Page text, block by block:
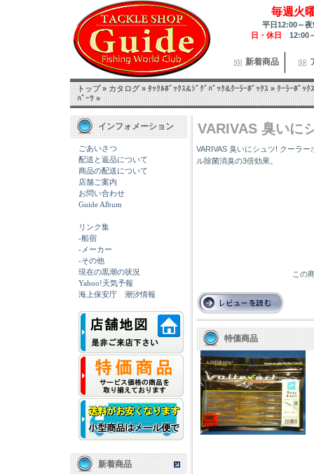
毎週火
平日12:00～
日・休日 12:00
新着商品
トップ»カタログ»ﾀｯｸﾙﾎﾞｯｸｽ&ｼﾞｸﾞﾊﾞｯｸ&ｸｰﾗｰﾎﾞｯｸｽ»ｸｰﾗｰﾎﾞｯｸ
ﾊﾟｰﾂ»
インフォメーション
ごあいさつ
配送と返品について
商品の配送について
店舗ご案内
お問い合わせ
Guide Album
リンク集
-船宿
-メーカー
-その他
現在の黒潮の状況
Yahoo!天気予報
海上保安庁 潮汐情報
新着商品
VARIVAS 臭いに
VARIVAS 臭いにシュツ! クーラ
ル除菌消臭の3倍効果。
この
特価商品